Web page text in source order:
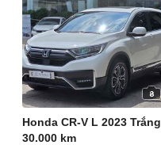
8
Honda CR-V L 2023 Trắng
30.000 km